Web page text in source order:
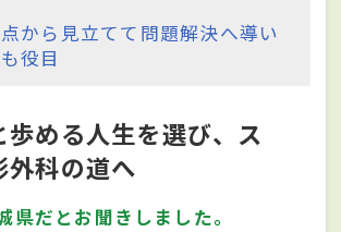
から見立てて問題解決へ導い
役目
歩める人生を選び、ス
外科の道へ
県だとお聞きしました。